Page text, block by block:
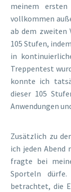
meinem
vollkommen
ab dem zweiten
105 Stufen,
in
Treppentest
konnte ich
dieser 105
Anwendungen
Zusätzlich zu
ich jeden Abend
fragte bei
Sporteln
betrachtet, die